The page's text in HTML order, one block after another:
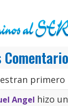
primero
Angel hizo